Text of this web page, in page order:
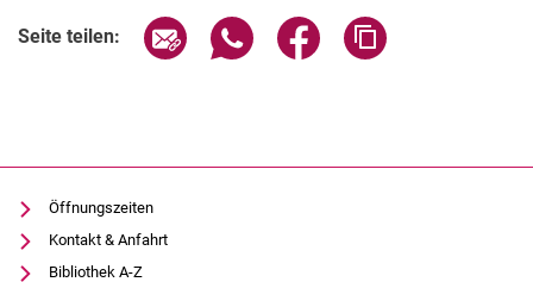
Alte Drucke
Formulare
Buchpatenschaften
Seite teilen: Seite über E-Mail teilen
Seite über WhatsApp teilen
Seite über Facebook
Öffnungszeiten
Kontakt & Anfahrt
Bibliothek A-Z